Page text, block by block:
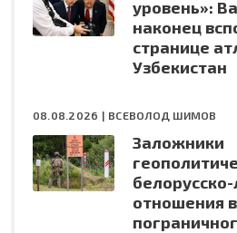
уровень»:
наконец
странице
Узбекистан
08.08.2026 | ВСЕВОЛОД ШИМОВ
Заложники
отношения